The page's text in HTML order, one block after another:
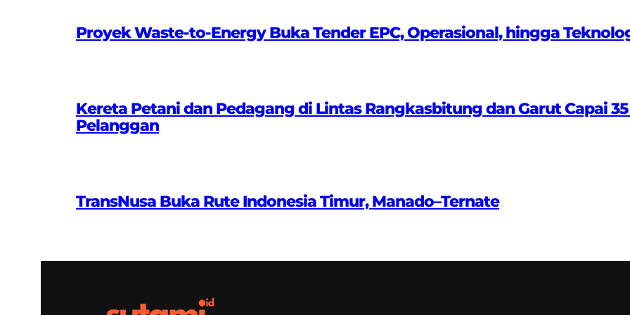
Proyek Waste-to-Energy Buka Tender EPC, Operasional, hingga
Kereta Petani dan Pedagang di Lintas Rangkasbitung dan Garut Capai
Pelanggan
TransNusa Buka Rute Indonesia Timur, Manado–Ternate